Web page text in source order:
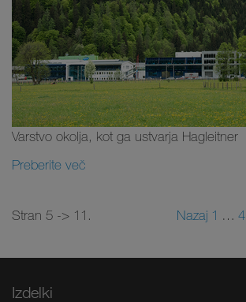
Varstvo okolja, kot ga ustvarja Hagleitner
Preberite več
Stran 5 -> 11. Nazaj 1 … 4
Izdelki